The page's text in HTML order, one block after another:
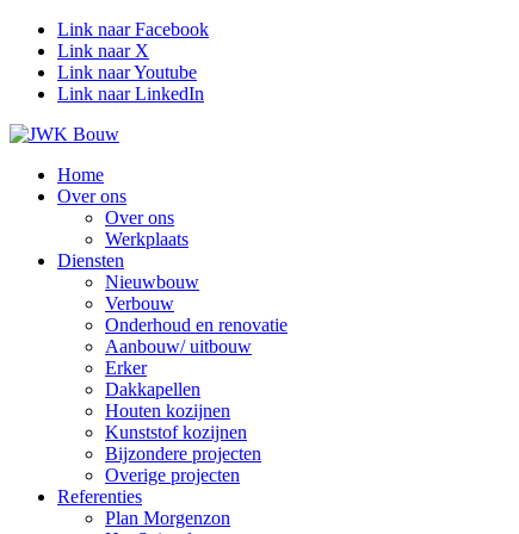
Link naar Facebook
Link naar X
Link naar Youtube
Link naar LinkedIn
Home
Over ons
Over ons
Werkplaats
Diensten
Nieuwbouw
Verbouw
Onderhoud en renovatie
Aanbouw/ uitbouw
Erker
Dakkapellen
Houten kozijnen
Kunststof kozijnen
Bijzondere projecten
Overige projecten
Referenties
Plan Morgenzon